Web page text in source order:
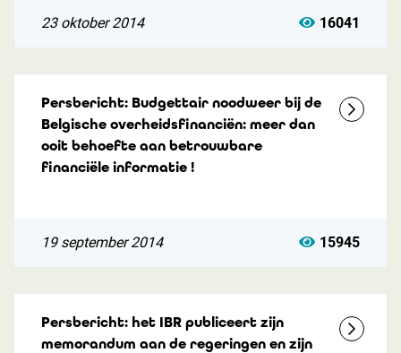
23 oktober 2014 16041
Persbericht: Budgettair noodweer bij de
Belgische overheidsfinanciën: meer dan
ooit behoefte aan betrouwbare
financiële informatie !
19 september 2014 15945
Persbericht: het IBR publiceert zijn
memorandum aan de regeringen en zijn